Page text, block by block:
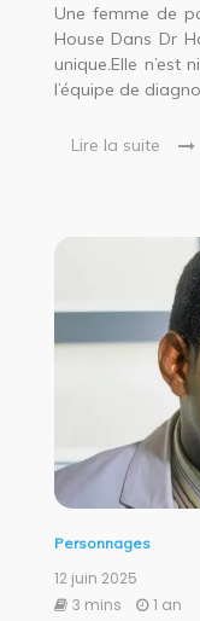
Une femme de
House Dans Dr
unique.Elle n’est
l’équipe de
Lire la suite
Personnages
12 juin 2025
3 mins
1 an